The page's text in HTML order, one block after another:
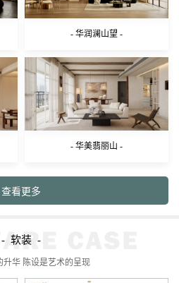
- 华润澜山望 -
- 华美翡丽山 -
- 软装 -
升华 陈设是艺术的呈现